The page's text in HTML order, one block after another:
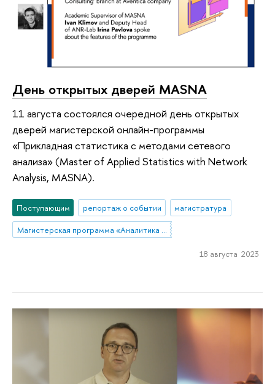
День открытых дверей MASNA
11 августа состоялся очередной день открытых
дверей магистерской онлайн-программы
«Прикладная статистика с методами сетевого
анализа» (Master of Applied Statistics with Network
Analysis, MASNA).
Поступающим репортаж о событии
магистратура
18 августа 2023